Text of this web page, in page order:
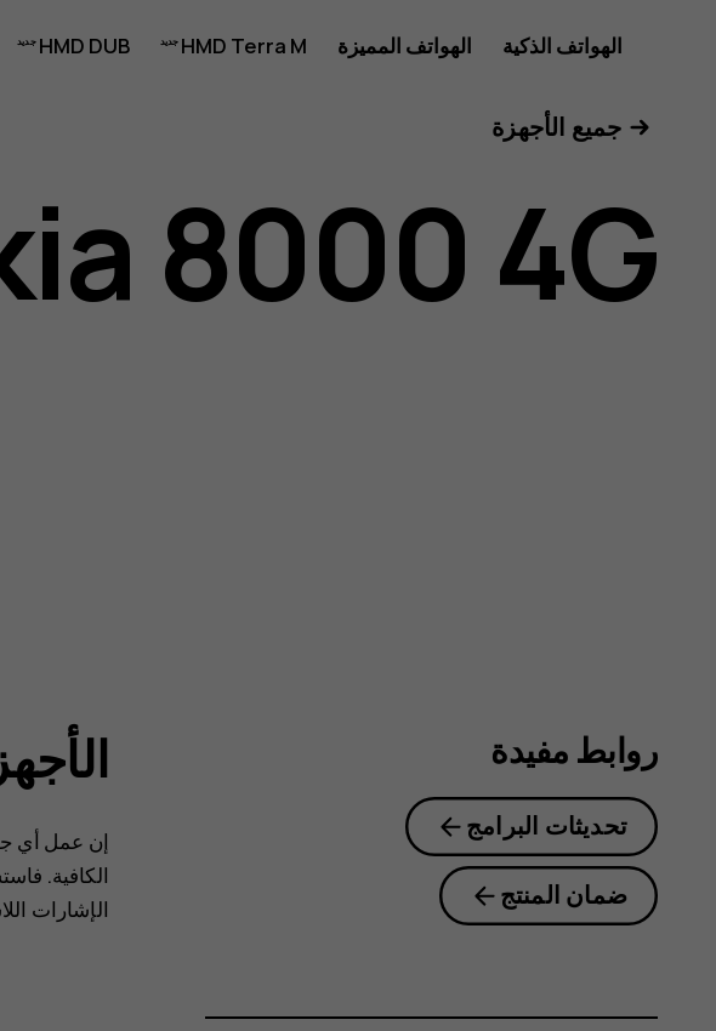
دليل
مستخدم
Nokia
الهواتف الذكية الهواتف المميزة HMD Terra M
HMD DUB
جميع الأجهزة
8000 4G
‏‫إن عمل أي
الكافية.‬
الإشارات
روابط مفيدة
تحديثات البرامج
ضمان المنتج